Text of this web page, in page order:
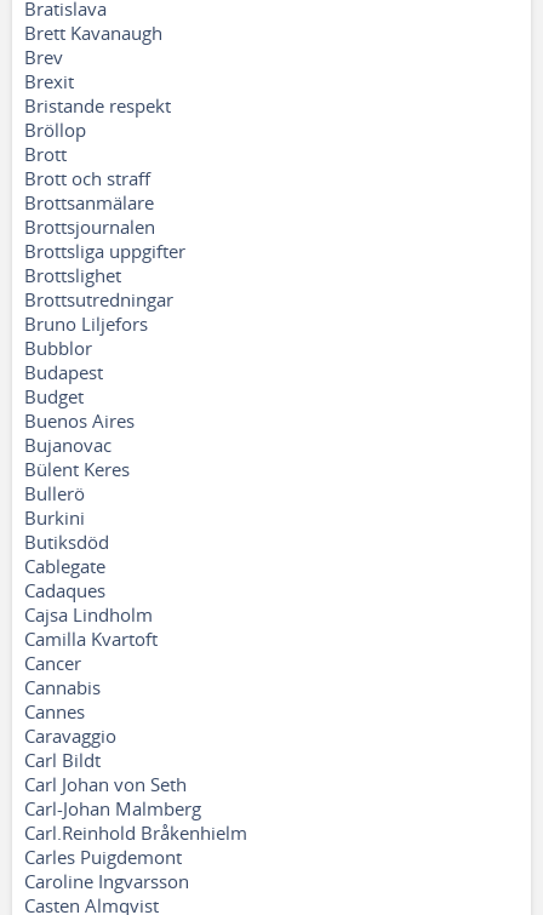
Bratislava
Brett Kavanaugh
Brev
Brexit
Bristande respekt
Bröllop
Brott
Brott och straff
Brottsanmälare
Brottsjournalen
Brottsliga uppgifter
Brottslighet
Brottsutredningar
Bruno Liljefors
Bubblor
Budapest
Budget
Buenos Aires
Bujanovac
Bülent Keres
Bullerö
Burkini
Butiksdöd
Cablegate
Cadaques
Cajsa Lindholm
Camilla Kvartoft
Cancer
Cannabis
Cannes
Caravaggio
Carl Bildt
Carl Johan von Seth
Carl-Johan Malmberg
Carl.Reinhold Bråkenhielm
Carles Puigdemont
Caroline Ingvarsson
Casten Almqvist